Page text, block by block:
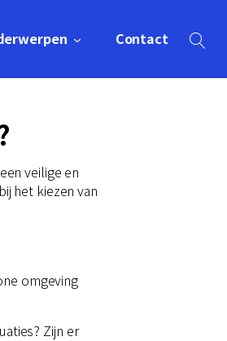
Contact
veilige en
het kiezen van
omgeving
Zijn er